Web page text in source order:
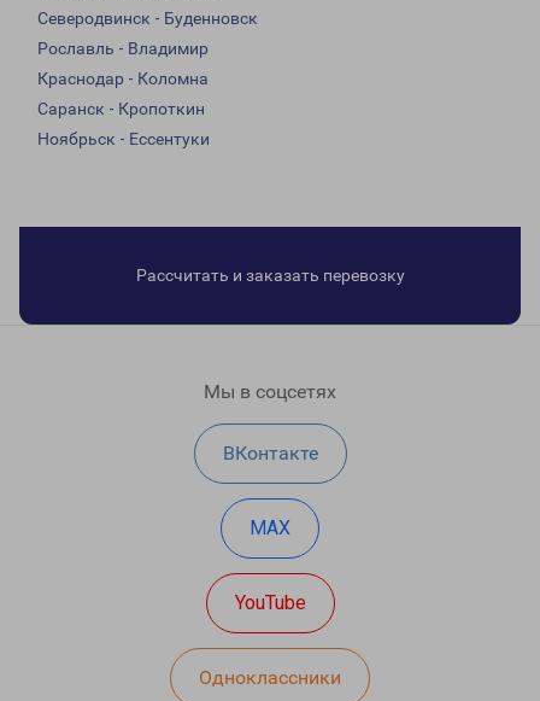
Северодвинск - Буденновск
Рославль - Владимир
Краснодар - Коломна
Саранск - Кропоткин
Ноябрьск - Ессентуки
Рассчитать и заказать перевозку
Мы в соцсетях
ВКонтакте
MAX
YouTube
Одноклассники